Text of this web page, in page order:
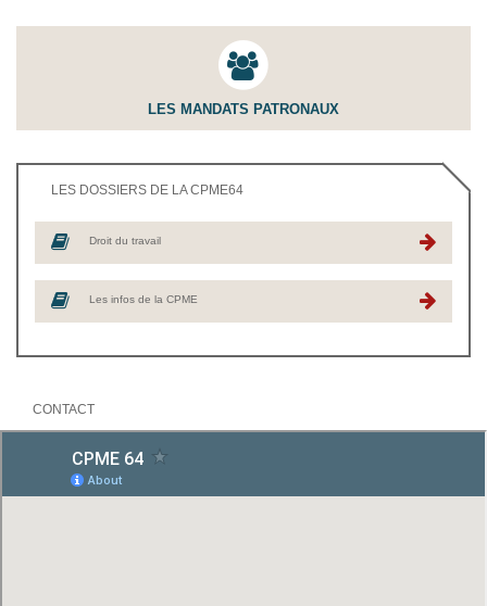
LES MANDATS PATRONAUX
LES DOSSIERS DE LA CPME64
Droit du travail
Les infos de la CPME
CONTACT